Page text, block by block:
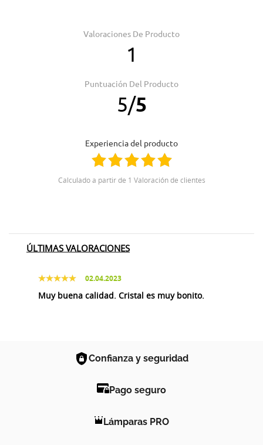
Valoraciones De Producto
1
Puntuación Del Producto
5/5
Experiencia del producto
Calculado a partir de 1 Valoración de clientes
ÚLTIMAS VALORACIONES
02.04.2023
Muy buena calidad. Cristal es muy bonito.
Confianza y seguridad
Pago seguro
Lámparas PRO